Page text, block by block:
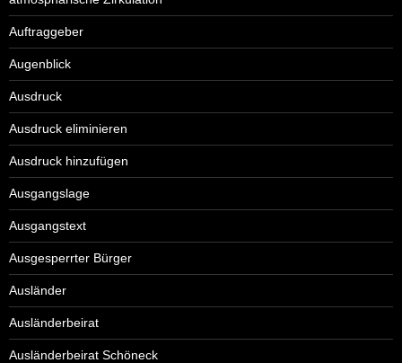
Auftraggeber
Augenblick
Ausdruck
Ausdruck eliminieren
Ausdruck hinzufügen
Ausgangslage
Ausgangstext
Ausgesperrter Bürger
Ausländer
Ausländerbeirat
Ausländerbeirat Schöneck